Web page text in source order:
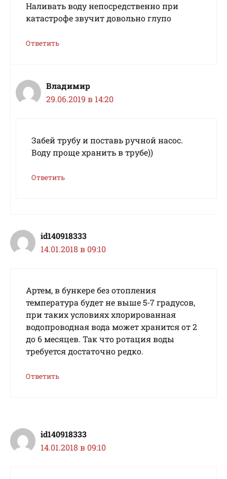
Наливать воду непосредственно при
катастрофе звучит довольно глупо
Ответить
Владимир
29.06.2019 в 14:20
Забей трубу и поставь ручной насос.
Воду проще хранить в трубе))
Ответить
id140918333
14.01.2018 в 09:10
Артем, в бункере без отопления
температура будет не выше 5-7 градусов,
при таких условиях хлорированная
водопроводная вода может хранится от 2
до 6 месяцев. Так что ротация воды
требуется достаточно редко.
Ответить
id140918333
14.01.2018 в 09:10